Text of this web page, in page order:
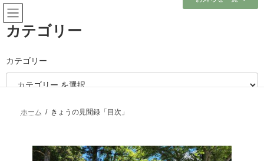
コ
ン
テ
ン
ッ
ナ
ビ
ゲ
ー
移
きょうの見聞録「目次」
ホーム きょうの見聞録「目次」
カテゴリー
カテゴリー